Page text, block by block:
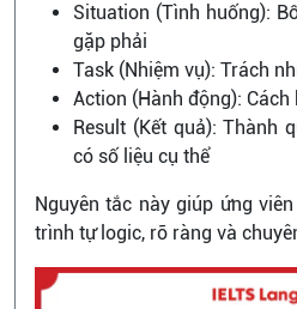
Situation (Tình huống):
gặp phải
Task (Nhiệm vụ): Trách
Action (Hành động):
Result (Kết quả): Thành
có số liệu cụ thể
Nguyên tắc này giúp ứng
trình tự logic, rõ ràng và